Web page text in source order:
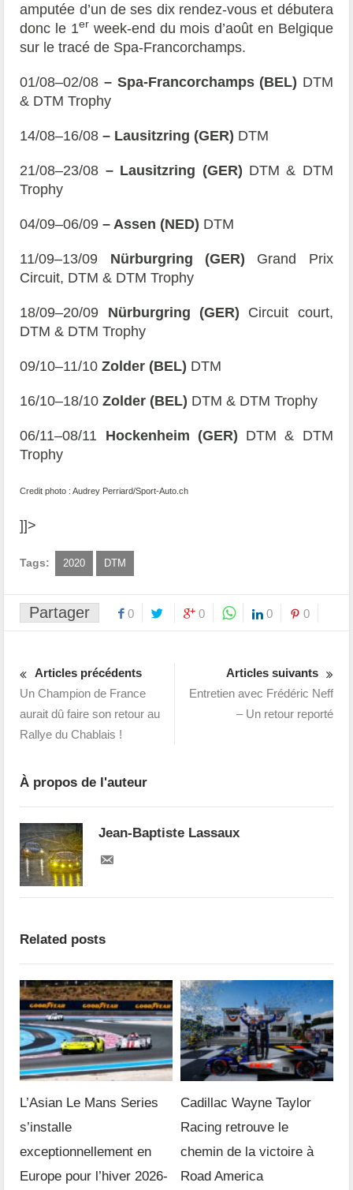
amputée d’un de ses dix rendez-vous et débutera
donc le 1er week-end du mois d’août en Belgique
sur le tracé de Spa-Francorchamps.
01/08–02/08 – Spa-Francorchamps (BEL) DTM
& DTM Trophy
14/08–16/08– Lausitzring (GER) DTM
21/08–23/08 – Lausitzring (GER) DTM & DTM
Trophy
04/09–06/09 – Assen (NED) DTM
11/09–13/09 Nürburgring (GER) Grand Prix
Circuit, DTM & DTM Trophy
18/09–20/09 Nürburgring (GER) Circuit court,
DTM & DTM Trophy
09/10–11/10 Zolder (BEL) DTM
16/10–18/10 Zolder (BEL) DTM & DTM Trophy
06/11–08/11 Hockenheim (GER) DTM & DTM
Trophy
Credit photo : Audrey Perriard/Sport-Auto.ch
]]>
Tags: 2020 DTM
Partager 0 0 0 0
Articles précédents
Un Champion de France
aurait dû faire son retour au
Rallye du Chablais !
Articles suivants
Entretien avec Frédéric Neff
– Un retour reporté
À propos de l'auteur
Jean-Baptiste Lassaux
Related posts
L’Asian Le Mans Series
s’installe
exceptionnellement en
Europe pour l’hiver 2026-
Cadillac Wayne Taylor
Racing retrouve le
chemin de la victoire à
Road America